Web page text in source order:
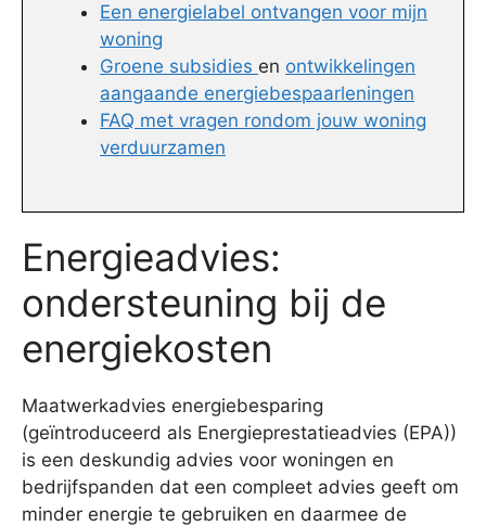
Een energielabel ontvangen voor mijn
woning
Groene subsidies en ontwikkelingen
aangaande energiebespaarleningen
FAQ met vragen rondom jouw woning
verduurzamen
Energieadvies:
ondersteuning bij de
energiekosten
Maatwerkadvies energiebesparing
(geïntroduceerd als Energieprestatieadvies (EPA))
is een deskundig advies voor woningen en
bedrijfspanden dat een compleet advies geeft om
minder energie te gebruiken en daarmee de